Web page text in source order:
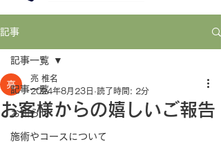
記事
記事一覧
お知らせ
施術やコースについて
記事一覧
お客様からの嬉しいご報告
亮 椎名
2024年8月23日 読了時間: 2分